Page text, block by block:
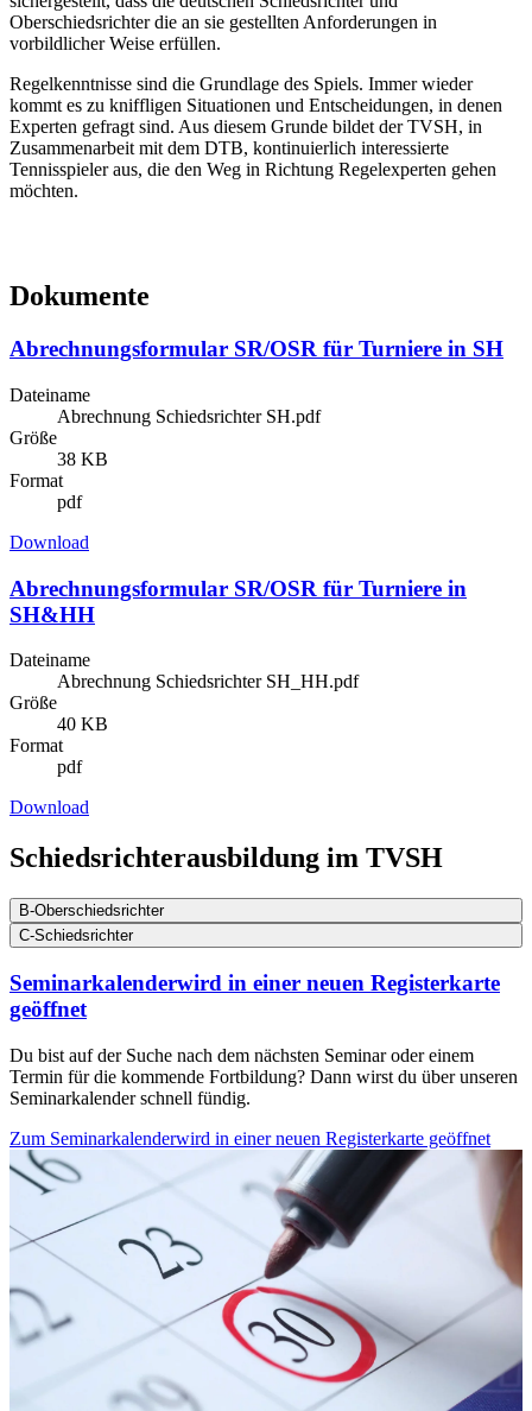
Oberschiedsrichter die an sie gestellten Anforderungen in
vorbildlicher Weise erfüllen.
Regelkenntnisse sind die Grundlage des Spiels. Immer wieder
kommt es zu kniffligen Situationen und Entscheidungen, in denen
Experten gefragt sind. Aus diesem Grunde bildet der TVSH, in
Zusammenarbeit mit dem DTB, kontinuierlich interessierte
Tennisspieler aus, die den Weg in Richtung Regelexperten gehen
möchten.
Dokumente
Abrechnungsformular SR/OSR für Turniere in SH
Dateiname
Abrechnung Schiedsrichter SH.pdf
Größe
38 KB
Format
pdf
Download
Abrechnungsformular SR/OSR für Turniere in
SH&HH
Dateiname
Abrechnung Schiedsrichter SH_HH.pdf
Größe
40 KB
Format
pdf
Download
Schiedsrichterausbildung im TVSH
B-Oberschiedsrichter
C-Schiedsrichter
Seminarkalenderwird in einer neuen Registerkarte
geöffnet
Du bist auf der Suche nach dem nächsten Seminar oder einem
Termin für die kommende Fortbildung? Dann wirst du über unseren
Seminarkalender schnell fündig.
Zum Seminarkalenderwird in einer neuen Registerkarte geöffnet